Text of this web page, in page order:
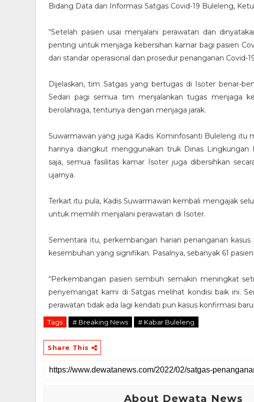
Bidang Data dan Informasi Satgas Covid-19 Buleleng,
“Setelah pasien usai menjalani perawatan dan
penting untuk menjaga kebersihan kamar bagi pasien
dari standar operasional dan prosedur penanganan Covid-
Dijelaskan, tim Satgas yang bertugas di Isoter benar-
Sedari pagi semua tim menjalankan tugas menjaga
berolahraga, tentunya dengan menjaga jarak.
Suwarmawan yang juga Kadis Kominfosanti Buleleng
harinya diangkut menggunakan truk Dinas Lingkungan
saja, semua fasilitas kamar Isoter juga dibersihkan
ujarnya.
Terkait itu pula, Kadis Suwarmawan kembali mengajak
untuk memilih menjalani perawatan di Isoter.
Sementara itu, perkembangan harian penanganan
kesembuhan yang signifikan. Pasalnya, sebanyak 61
“Perkembangan pasien sembuh semakin meningkat
penyemangat kami di Satgas melihat kondisi baik ini.
perawatan tidak ada lagi kendati pun kasus konfirmasi
Tags # Breaking News # Kabar Buleleng
Share This
About Dewata News